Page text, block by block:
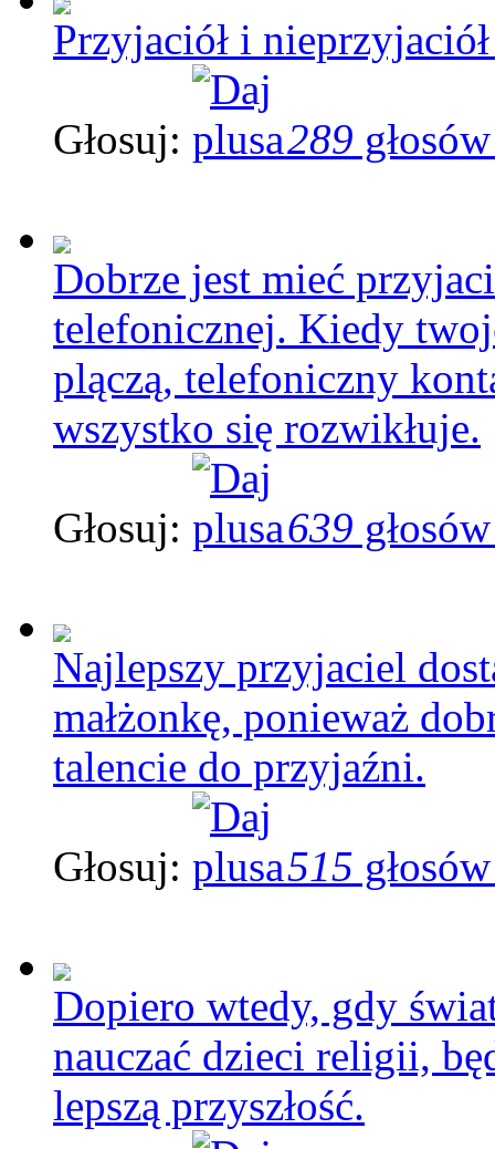
Przyjaciół i
Głosuj: 289
Dobrze jest mieć
telefonicznej. Kiedy
plączą, telefoniczny
wszystko się rozwikłuje.
Głosuj: 639
Najlepszy przyjaciel
małżonkę, ponieważ
talencie do przyjaźni.
Głosuj: 515
Dopiero wtedy, gdy
nauczać dzieci religii,
lepszą przyszłość.